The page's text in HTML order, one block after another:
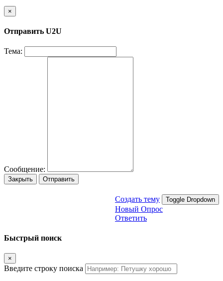
×
Отправить U2U
Тема:
Сообщение:
Закрыть Отправить
Создать тему Toggle Dropdown
Новый Опрос
Ответить
Быстрый поиск
×
Введите строку поиска